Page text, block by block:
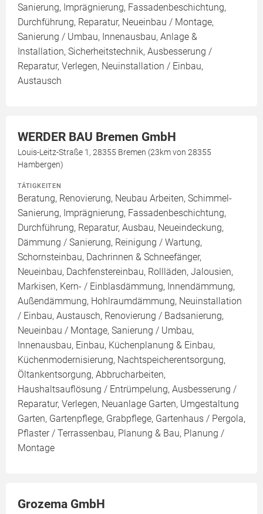
Sanierung, Imprägnierung, Fassadenbeschichtung,
Durchführung, Reparatur, Neueinbau / Montage,
Sanierung / Umbau, Innenausbau, Anlage &
Installation, Sicherheitstechnik, Ausbesserung /
Reparatur, Verlegen, Neuinstallation / Einbau,
Austausch
WERDER BAU Bremen GmbH
Louis-Leitz-Straße 1, 28355 Bremen (23km von 28355
Hambergen)
TÄTIGKEITEN
Beratung, Renovierung, Neubau Arbeiten, Schimmel-
Sanierung, Imprägnierung, Fassadenbeschichtung,
Durchführung, Reparatur, Ausbau, Neueindeckung,
Dämmung / Sanierung, Reinigung / Wartung,
Schornsteinbau, Dachrinnen & Schneefänger,
Neueinbau, Dachfenstereinbau, Rollläden, Jalousien,
Markisen, Kern- / Einblasdämmung, Innendämmung,
Außendämmung, Hohlraumdämmung, Neuinstallation
/ Einbau, Austausch, Renovierung / Badsanierung,
Neueinbau / Montage, Sanierung / Umbau,
Innenausbau, Einbau, Küchenplanung & Einbau,
Küchenmodernisierung, Nachtspeicherentsorgung,
Öltankentsorgung, Abbrucharbeiten,
Haushaltsauflösung / Entrümpelung, Ausbesserung /
Reparatur, Verlegen, Neuanlage Garten, Umgestaltung
Garten, Gartenpflege, Grabpflege, Gartenhaus / Pergola,
Pflaster / Terrassenbau, Planung & Bau, Planung /
Montage
Grozema GmbH